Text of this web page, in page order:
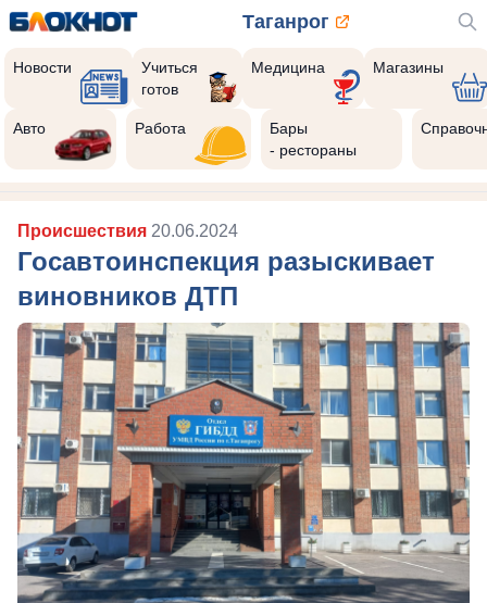
Таганрог
Новости
Учиться
готов
Медицина Магазины
Авто Работа
Бары
- рестораны
Происшествия 20.06.2024
Госавтоинспекция разыскивает
виновников ДТП